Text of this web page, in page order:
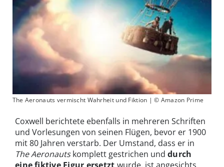
The Aeronauts vermischt Wahrheit und Fiktion | © Amazon Prime
Coxwell berichtete ebenfalls in mehreren Schriften
und Vorlesungen von seinen Flügen, bevor er 1900
mit 80 Jahren verstarb. Der Umstand, dass er in
The Aeronautskomplett gestrichen und durch